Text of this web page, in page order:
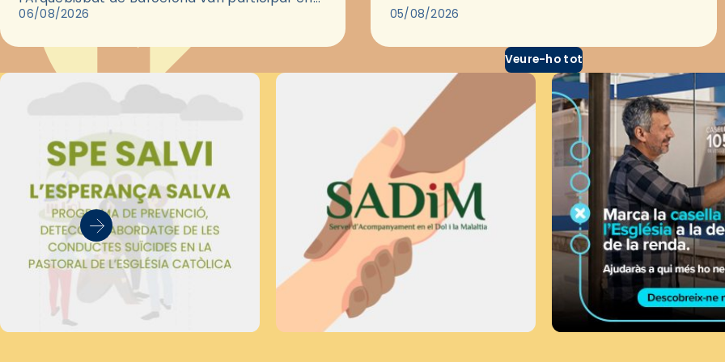
les convivències Be Apostle, organitzades pel
06/08/2026
través del cinema, reflexionar sobre les…
05/08/2026
Veure-ho tot